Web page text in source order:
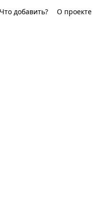
Что добавить? О проекте